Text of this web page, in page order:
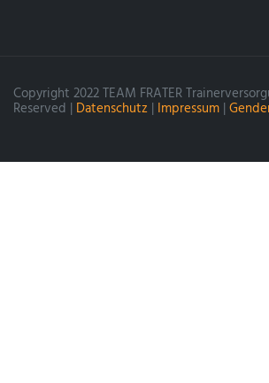
Copyright 2022 TEAM FRATER
Reserved | Datenschutz | Impressum |